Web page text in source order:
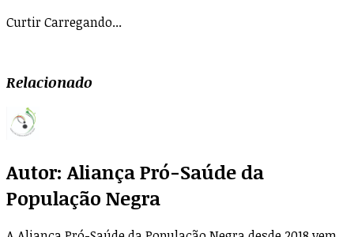
CurtirCarregando...
Relacionado
Autor: Aliança Pró-Saúde da
População Negra